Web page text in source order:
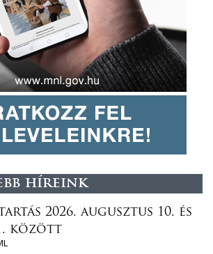
híreink
2026. augusztus 10. és
között